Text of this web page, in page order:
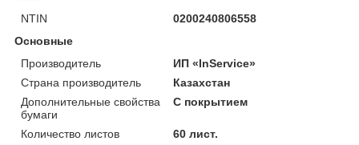
NTIN
0200240806558
Основные
Производитель
ИП «InService»
Страна производитель
Казахстан
Дополнительные свойства
бумаги
С покрытием
Количество листов
60 лист.